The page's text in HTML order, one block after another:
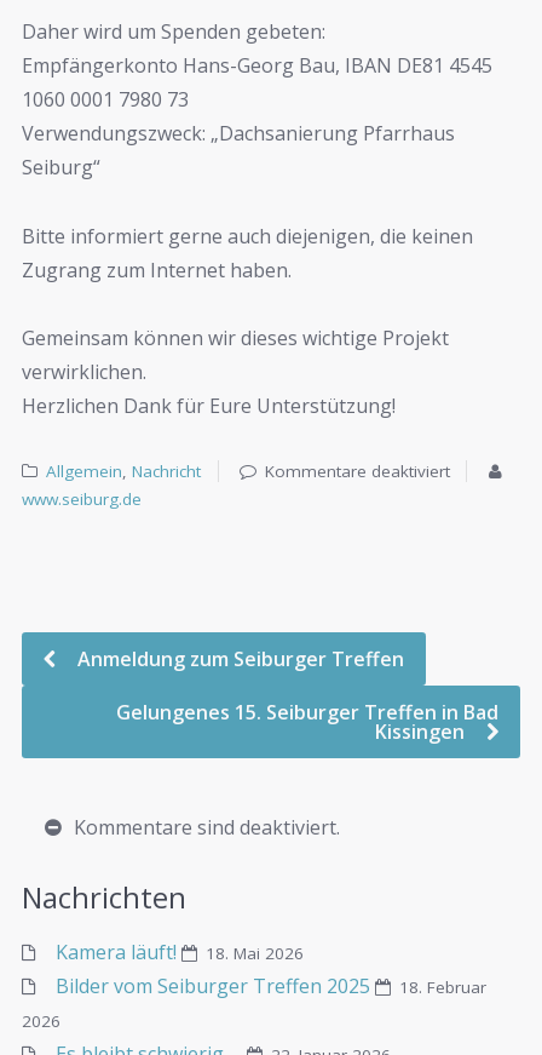
Daher wird um Spenden gebeten:
Empfängerkonto Hans-Georg Bau, IBAN DE81 4545
1060 0001 7980 73
Verwendungszweck: „Dachsanierung Pfarrhaus
Seiburg“
Bitte informiert gerne auch diejenigen, die keinen
Zugrang zum Internet haben.
Gemeinsam können wir dieses wichtige Projekt
verwirklichen.
Herzlichen Dank für Eure Unterstützung!
Allgemein ,Nachricht
Kommentare deaktiviert
www.seiburg.de
Anmeldung zum Seiburger Treffen
Gelungenes 15. Seiburger Treffen in Bad
Kissingen
Kommentare sind deaktiviert.
Nachrichten
Kamera läuft! 18. Mai 2026
Bilder vom Seiburger Treffen 2025
18. Februar
2026